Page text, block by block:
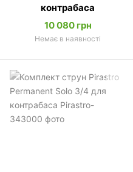
контрабаса
10 080 грн
Немає в наявності